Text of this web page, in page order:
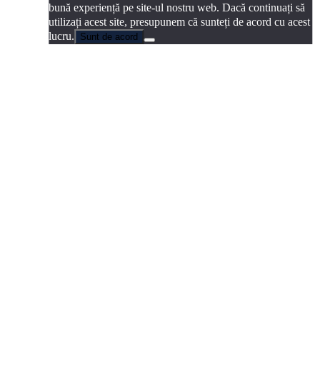
bună experiență pe site-ul nostru web. Dacă continuați să
utilizați acest site, presupunem că sunteți de acord cu acest
lucru.
Sunt de acord